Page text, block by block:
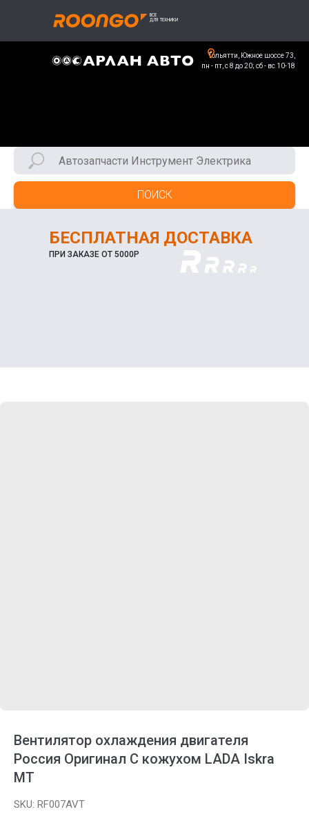
Тольятти, Южное шоссе 73,
пн - пт, с 8 до 20; сб - вс 10-18
ПОИСК
БЕСПЛАТНАЯ ДОСТАВКА
ПРИ ЗАКАЗЕ ОТ 5000Р
Вентилятор охлаждения двигателя
Россия Оригинал С кожухом LADA Iskra
MT
SKU: RF007AVT